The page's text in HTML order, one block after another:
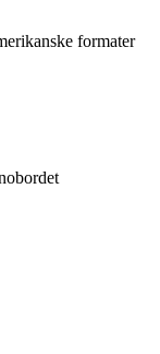
formater